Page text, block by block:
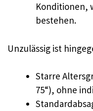
Konditionen,
bestehen.
Unzulässig ist
Starre
75“), ohne